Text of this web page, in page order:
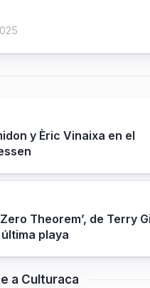
y Èric Vinaixa en el
Theorem’, de Terry
playa
a Culturaca